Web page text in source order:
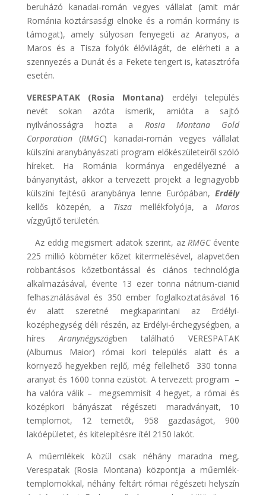
beruházó kanadai-román vegyes vállalat (amit már
Románia köztársasági elnöke és a román kormány is
támogat), amely súlyosan fenyegeti az Aranyos, a
Maros és a Tisza folyók élővilágát, de elérheti a a
szennyezés a Dunát és a Fekete tengert is, katasztrófa
esetén.
VERESPATAK (Rosia Montana) erdélyi település
nevét sokan azóta ismerik, amióta a sajtó
nyilvánosságra hozta a Rosia Montana Gold
Corporation(RMGC) kanadai-román vegyes vállalat
külszíni aranybányászati program előkészületeiről szóló
híreket. Ha Románia kormánya engedélyezné a
bányanyitást, akkor a tervezett projekt a legnagyobb
külszíni fejtésű aranybánya lenne Európában,Erdély
kellős közepén, a Tisza mellékfolyója, a Maros
vízgyűjtő területén.
Az eddig megismert adatok szerint, az RMGCévente
225 millió köbméter kőzet kitermelésével, alapvetően
robbantásos kőzetbontással és ciános technológia
alkalmazásával, évente 13 ezer tonna nátrium-cianid
felhasználásával és 350 ember foglalkoztatásával 16
év alatt szeretné megkaparintani az Erdélyi-
középhegység déli részén, az Erdélyi-érchegységben, a
híres Aranynégyszögben található VERESPATAK
(Alburnus Maior) római kori település alatt és a
környező hegyekben rejlő, még fellelhető 330 tonna
aranyat és 1600 tonna ezüstöt. A tervezett program –
ha valóra válik – megsemmisít 4 hegyet, a római és
középkori bányászat régészeti maradványait, 10
templomot, 12 temetőt, 958 gazdaságot, 900
lakóépületet, és kitelepítésre ítél 2150 lakót.
A műemlékek közül csak néhány maradna meg,
Verespatak (Rosia Montana) központja a műemlék-
templomokkal, néhány feltárt római régészeti helyszín